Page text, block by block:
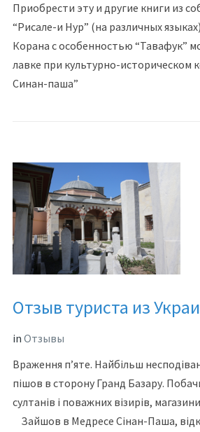
Приобрести эту и другие книги из
“Рисале-и Нур” (на различных
Корана с особенностью “Тавафук”
лавке при культурно-историческом
Синан-паша”
Отзыв туриста из
in Отзывы
Враження п’яте. Найбільш
пішов в сторону Гранд Базару.
султанів і поважних візирів,
⠀Зайшов в Медресе Сінан-Паша,